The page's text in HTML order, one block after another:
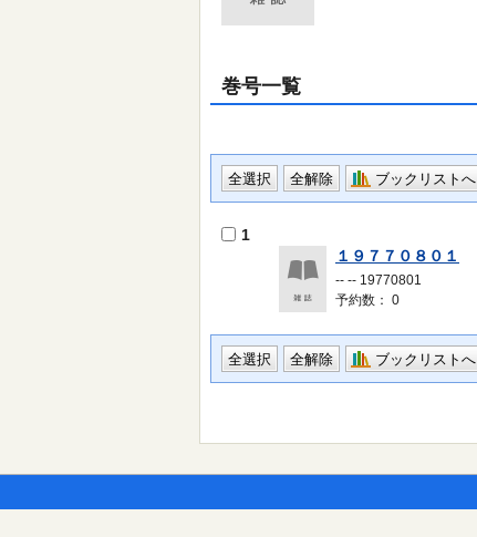
巻号一覧
ブックリストへ
1
１９７７０８０１
-- -- 19770801
予約数： 0
ブックリストへ